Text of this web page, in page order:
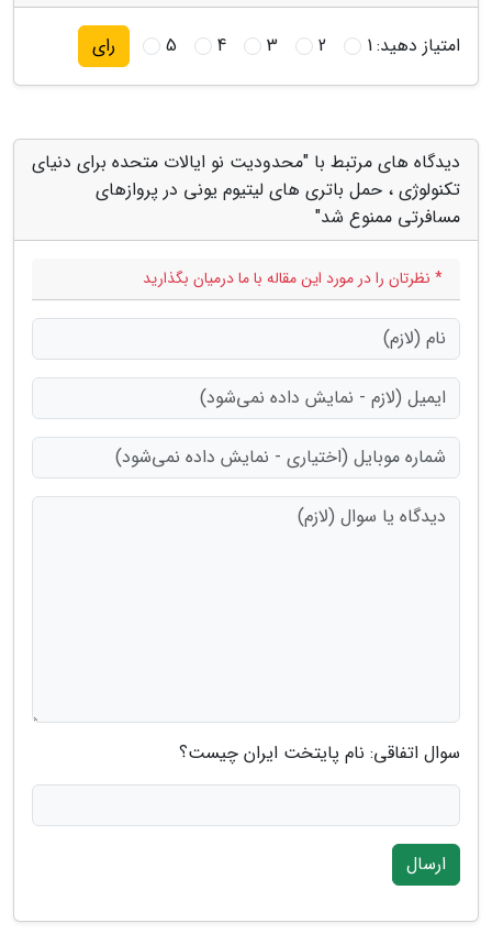
امتیاز دهید:1
2
3
4
5 رای
دیدگاه های مرتبط با "محدودیت نو ایالات متحده برای دنیای
تکنولوژی ، حمل باتری های لیتیوم یونی در پروازهای
مسافرتی ممنوع شد"
* نظرتان را در مورد این مقاله با ما درمیان بگذارید
سوال اتفاقی: نام پایتخت ایران چیست؟
ارسال